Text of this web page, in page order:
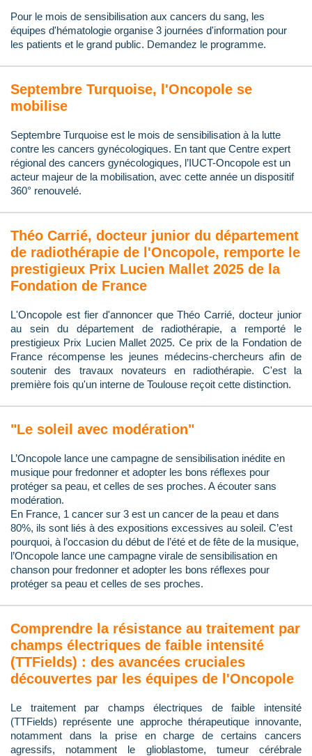
Pour le mois de sensibilisation aux cancers du sang, les
équipes d'hématologie organise 3 journées d'information pour
les patients et le grand public. Demandez le programme.
Septembre Turquoise, l'Oncopole se
mobilise
Septembre Turquoise est le mois de sensibilisation à la lutte
contre les cancers gynécologiques. En tant que Centre expert
régional des cancers gynécologiques, l’IUCT-Oncopole est un
acteur majeur de la mobilisation, avec cette année un dispositif
360° renouvelé.
Théo Carrié, docteur junior du département
de radiothérapie de l'Oncopole, remporte le
prestigieux Prix Lucien Mallet 2025 de la
Fondation de France
L'Oncopole est fier d'annoncer que Théo Carrié, docteur junior
au sein du département de radiothérapie, a remporté le
prestigieux Prix Lucien Mallet 2025. Ce prix de la Fondation de
France récompense les jeunes médecins-chercheurs afin de
soutenir des travaux novateurs en radiothérapie. C'est la
première fois qu'un interne de Toulouse reçoit cette distinction.
"Le soleil avec modération"
L’Oncopole lance une campagne de sensibilisation inédite en
musique pour fredonner et adopter les bons réflexes pour
protéger sa peau, et celles de ses proches. A écouter sans
modération.
En France, 1 cancer sur 3 est un cancer de la peau et dans
80%, ils sont liés à des expositions excessives au soleil. C’est
pourquoi, à l’occasion du début de l’été et de fête de la musique,
l’Oncopole lance une campagne virale de sensibilisation en
chanson pour fredonner et adopter les bons réflexes pour
protéger sa peau et celles de ses proches.
Comprendre la résistance au traitement par
champs électriques de faible intensité
(TTFields) : des avancées cruciales
découvertes par les équipes de l'Oncopole
Le traitement par champs électriques de faible intensité
(TTFields) représente une approche thérapeutique innovante,
notamment dans la prise en charge de certains cancers
agressifs, notamment le glioblastome, tumeur cérébrale